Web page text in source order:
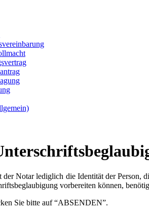
Notar lediglich die Identität der Person,
vorbereiten können,
Sie bitte auf “ABSENDEN”.